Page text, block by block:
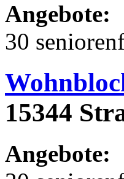
Angebote:
30
15344
Angebote: